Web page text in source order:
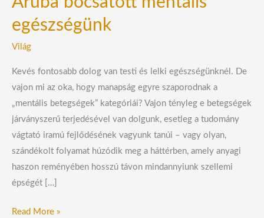
egészségünk
Világ
Kevés fontosabb dolog van testi és lelki egészségünknél. De
vajon mi az oka, hogy manapság egyre szaporodnak a
„mentális betegségek” kategóriái? Vajon tényleg e betegségek
járványszerű terjedésével van dolgunk, esetleg a tudomány
vágtató iramú fejlődésének vagyunk tanúi – vagy olyan,
szándékolt folyamat húzódik meg a háttérben, amely anyagi
haszon reményében hosszú távon mindannyiunk szellemi
épségét […]
Read More »